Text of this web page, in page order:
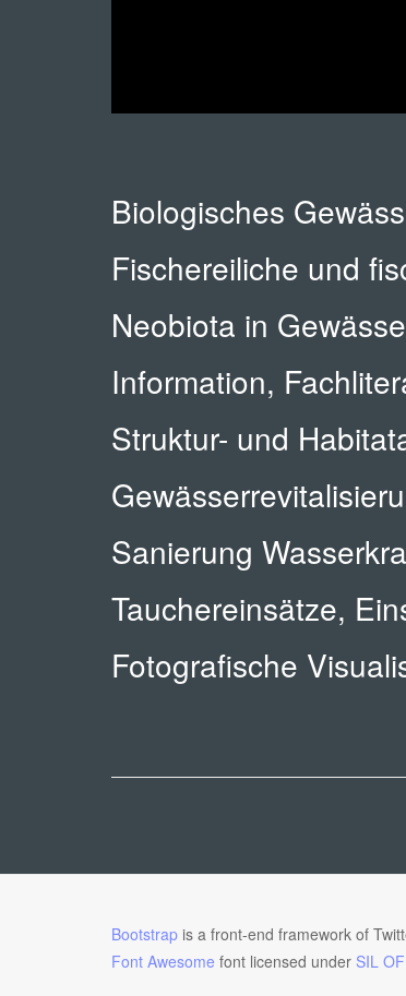
Biologisches
Fischereiliche und
Neobiota in
Information,
Struktur- und
Sanierung
Tauchereinsätze,
Fotografische
Bootstrap is a front-end framework of
Font Awesome font licensed under SIL